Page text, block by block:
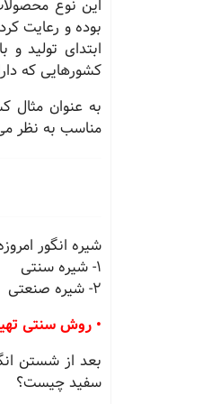
این نوع
بوده و رعایت
ابتدای تولید
کشورهایی که
به عنوان مثال
مناسب به نظر
شیره انگور
1- شیره سنتی
2- شیره صنعتی
• روش سنتی
بعد از شستن
سفید چیست؟